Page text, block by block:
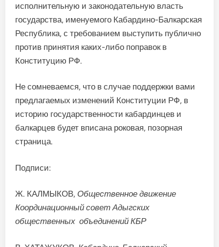
исполнительную и законодательную власть
государства, именуемого Кабардино-Балкарская
Республика, с требованием выступить публично
против принятия каких-либо поправок в
Конституцию РФ.
Не сомневаемся, что в случае поддержки вами
предлагаемых изменений Конституции РФ, в
историю государственности кабардинцев и
балкарцев будет вписана роковая, позорная
страница.
Подписи:
Ж. КАЛМЫКОВ, Общественное движение
Координационный совет Адыгских
общественных объединений КБР